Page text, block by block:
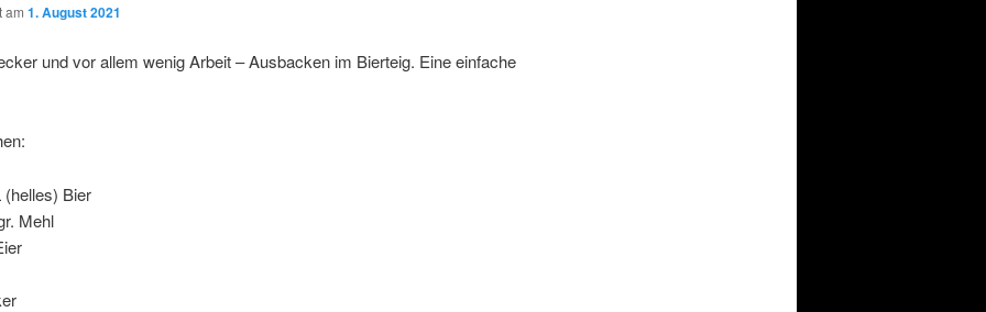
am 1. August 2021
und vor allem wenig Arbeit – Ausbacken im Bierteig. Eine einfache
(helles) Bier
Mehl